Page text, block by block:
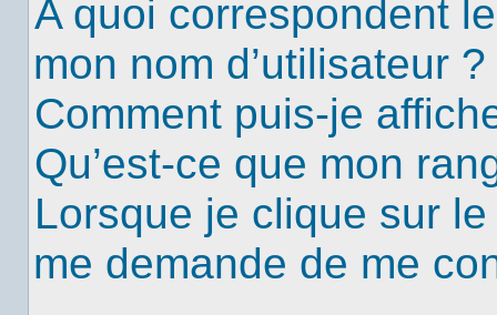
A quoi correspondent
mon nom d’utilisateur ?
Comment puis-je
Qu’est-ce que mon
Lorsque je clique sur
me demande de me